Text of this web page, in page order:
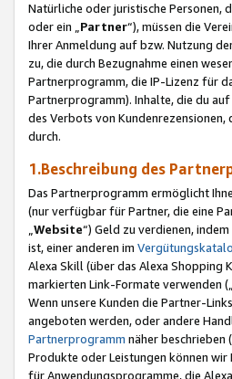
Natürliche oder juristische Personen,
oder ein „Partner“), müssen die
Ihrer Anmeldung auf bzw. Nutzung
zu, die durch Bezugnahme einen
Partnerprogramm, die IP-Lizenz für
Partnerprogramm). Inhalte, die du
des Verbots von
durch.
1.Beschreibung des
Das Partnerprogramm ermöglicht
(nur verfügbar für Partner, die eine
Website“) Geld zu verdienen,
ist, einer anderen im
Alexa Skill (über das Alexa Shopping
markierten Link-Formate verwenden („
Wenn unsere Kunden die Partner-
angeboten werden, oder andere
Partnerprogramm näher
Produkte oder Leistungen können
für Anwendungsprogramme, die